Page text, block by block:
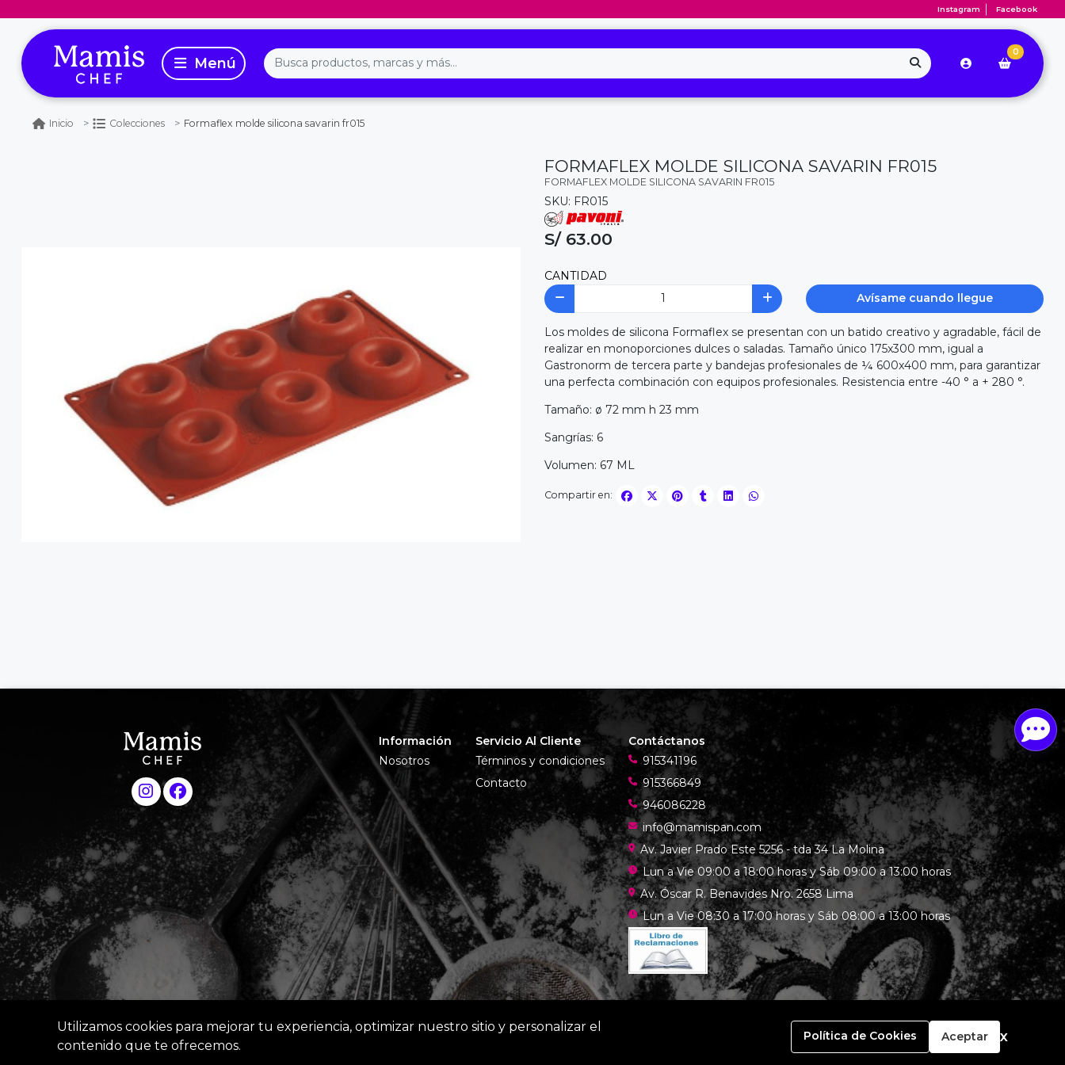
Instagram Facebook
0
Inicio Colecciones Formaflex molde silicona savarin fr015
FORMAFLEX MOLDE SILICONA SAVARIN FR015
FORMAFLEX MOLDE SILICONA SAVARIN FR015
SKU: FR015
S/ 63.00
CANTIDAD
Avísame cuando llegue
Los moldes de silicona Formaflex se presentan con un batido creativo y agradable, fácil de
realizar en monoporciones dulces o saladas. Tamaño único 175x300 mm, igual a
Gastronorm de tercera parte y bandejas profesionales de ¼ 600x400 mm, para garantizar
una perfecta combinación con equipos profesionales. Resistencia entre -40 ° a + 280 °.
Tamaño: ø 72 mm h 23 mm
Sangrías: 6
Volumen: 67 ML
Compartir en:
Información
Nosotros
Servicio Al Cliente
Términos y condiciones
Contacto
Contáctanos
915341196
915366849
946086228
info@mamispan.com
Av. Javier Prado Este 5256 - tda 34 La Molina
Lun a Vie 09:00 a 18:00 horas y Sáb 09:00 a 13:00 horas
Av. Óscar R. Benavides Nro. 2658 Lima
Lun a Vie 08:30 a 17:00 horas y Sáb 08:00 a 13:00 horas
Utilizamos cookies para mejorar tu experiencia, optimizar nuestro sitio y personalizar el
contenido que te ofrecemos.
Política de Cookies Aceptar x